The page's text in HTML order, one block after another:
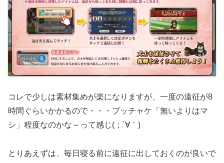
コレで少しは素材集めが楽になりますが、一度の遠征が8
時間ぐらいかかるので・・・ブッチャケ「無いよりはマ
シ」程度なのかな～って感じ(；´∀｀)
とりあえずは、毎日寝る前に遠征に出しておくのが良いで